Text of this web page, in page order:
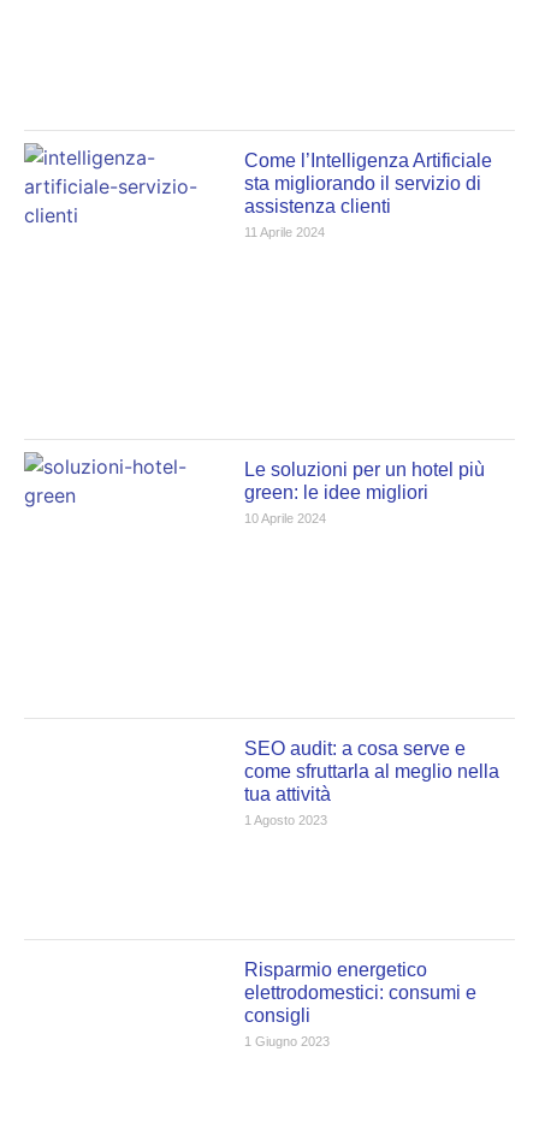
Come l’Intelligenza Artificiale
sta migliorando il servizio di
assistenza clienti
11 Aprile 2024
Le soluzioni per un hotel più
green: le idee migliori
10 Aprile 2024
SEO audit: a cosa serve e
come sfruttarla al meglio nella
tua attività
1 Agosto 2023
Risparmio energetico
elettrodomestici: consumi e
consigli
1 Giugno 2023